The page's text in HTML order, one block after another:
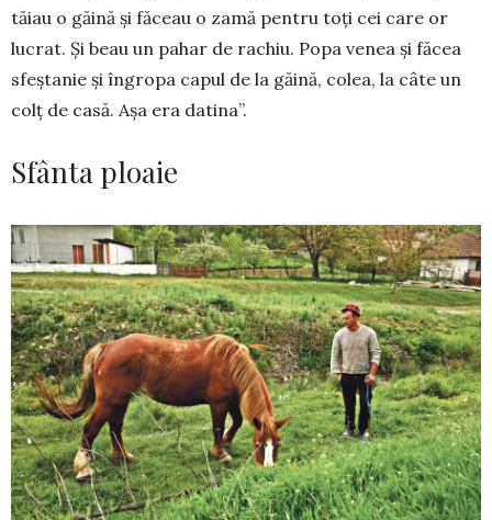
tăiau o găină și făceau o zamă pentru toți cei care or
lucrat. Și beau un pahar de rachiu. Popa venea și făcea
sfeștanie și îngropa capul de la găină, colea, la câte un
colț de casă. Așa era datina”.
Sfânta ploaie